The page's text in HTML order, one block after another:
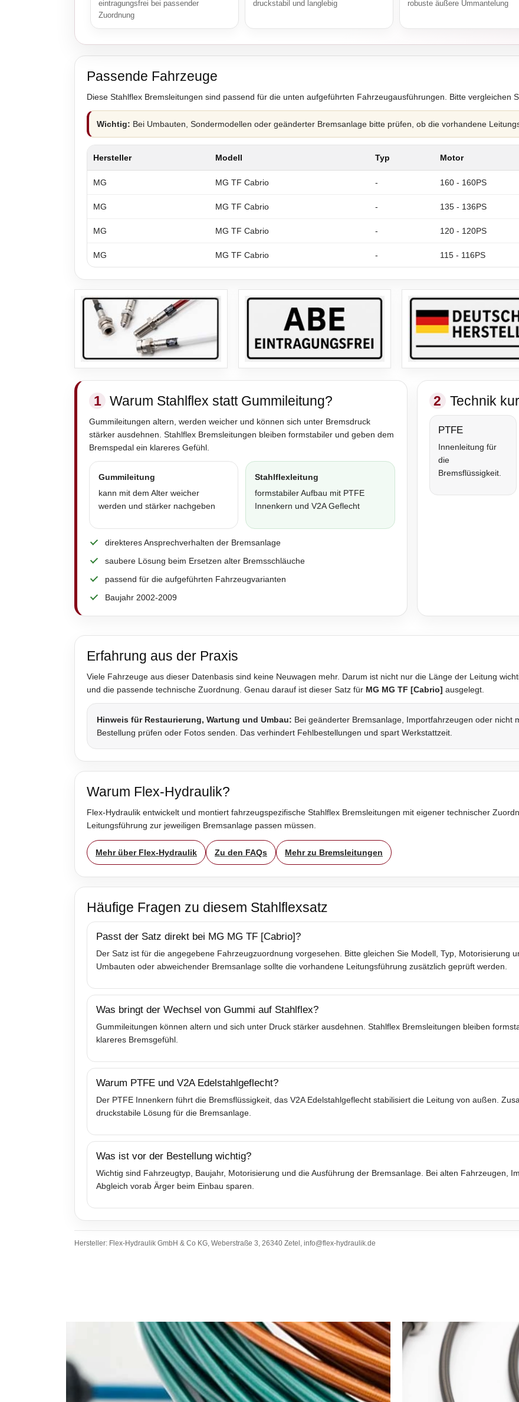
eintragungsfrei bei passender
Zuordnung
druckstabil und langlebig robuste äußere Ummantelung
Passende Fahrzeuge
Diese Stahlflex Bremsleitungen sind passend für die unten aufgeführten Fahrzeugausführungen. Bitte vergleichen
Wichtig: Bei Umbauten, Sondermodellen oder geänderter Bremsanlage bitte prüfen, ob die vorhandene
Hersteller Modell Typ Motor
MG MG TF Cabrio - 160 - 160PS
MG MG TF Cabrio - 135 - 136PS
MG MG TF Cabrio - 120 - 120PS
MG MG TF Cabrio - 115 - 116PS
1 Warum Stahlflex statt Gummileitung?
Gummileitungen altern, werden weicher und können sich unter Bremsdruck
stärker ausdehnen. Stahlflex Bremsleitungen bleiben formstabiler und geben dem
Bremspedal ein klareres Gefühl.
Gummileitung
kann mit dem Alter weicher
werden und stärker nachgeben
Stahlflexleitung
formstabiler Aufbau mit PTFE
Innenkern und V2A Geflecht
direkteres Ansprechverhalten der Bremsanlage
saubere Lösung beim Ersetzen alter Bremsschläuche
passend für die aufgeführten Fahrzeugvarianten
Baujahr 2002-2009
2 Technik
PTFE
Innenleitung für
die
Bremsflüssigkeit.
Erfahrung aus der Praxis
Viele Fahrzeuge aus dieser Datenbasis sind keine Neuwagen mehr. Darum ist nicht nur die Länge der Leitung
und die passende technische Zuordnung. Genau darauf ist dieser Satz für MG MG TF [Cabrio] ausgelegt.
Hinweis für Restaurierung, Wartung und Umbau: Bei geänderter Bremsanlage, Importfahrzeugen oder nicht
Bestellung prüfen oder Fotos senden. Das verhindert Fehlbestellungen und spart Werkstattzeit.
Warum Flex-Hydraulik?
Flex-Hydraulik entwickelt und montiert fahrzeugspezifische Stahlflex Bremsleitungen mit eigener technischer
Leitungsführung zur jeweiligen Bremsanlage passen müssen.
Mehr über Flex-Hydraulik Zu den FAQs Mehr zu Bremsleitungen
Häufige Fragen zu diesem Stahlflexsatz
Passt der Satz direkt bei MG MG TF [Cabrio]?
Der Satz ist für die angegebene Fahrzeugzuordnung vorgesehen. Bitte gleichen Sie Modell, Typ, Motorisierung
Umbauten oder abweichender Bremsanlage sollte die vorhandene Leitungsführung zusätzlich geprüft werden.
Was bringt der Wechsel von Gummi auf Stahlflex?
Gummileitungen können altern und sich unter Druck stärker ausdehnen. Stahlflex Bremsleitungen bleiben
klareres Bremsgefühl.
Warum PTFE und V2A Edelstahlgeflecht?
Der PTFE Innenkern führt die Bremsflüssigkeit, das V2A Edelstahlgeflecht stabilisiert die Leitung von außen.
druckstabile Lösung für die Bremsanlage.
Was ist vor der Bestellung wichtig?
Wichtig sind Fahrzeugtyp, Baujahr, Motorisierung und die Ausführung der Bremsanlage. Bei alten Fahrzeugen,
Abgleich vorab Ärger beim Einbau sparen.
Hersteller: Flex-Hydraulik GmbH & Co KG, Weberstraße 3, 26340 Zetel, info@flex-hydraulik.de